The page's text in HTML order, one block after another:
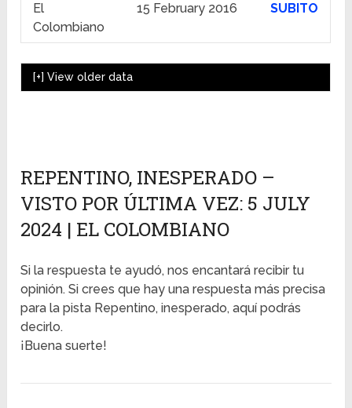
El
Colombiano
15 February 2016 SUBITO
[+]View older data
REPENTINO, INESPERADO –
VISTO POR ÚLTIMA VEZ: 5 JULY
2024 | EL COLOMBIANO
Si la respuesta te ayudó, nos encantará recibir tu
opinión. Si crees que hay una respuesta más precisa
para la pista Repentino, inesperado, aquí podrás
decirlo.
¡Buena suerte!